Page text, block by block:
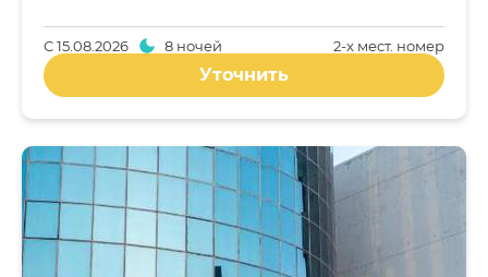
2-x мест. номер
С15.08.2026 8 ночей
Уточнить